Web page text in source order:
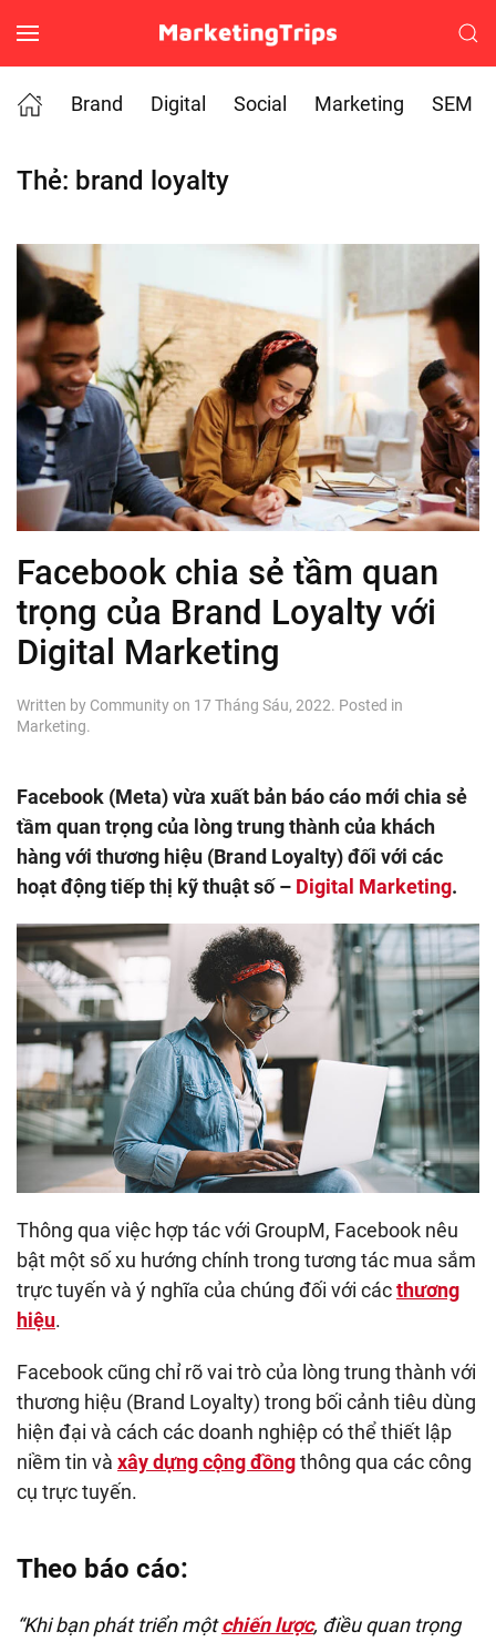
Skip to main content
Brand
Digital Social Marketing SEM
Thẻ: brand loyalty
Facebook chia sẻ tầm quan
trọng của Brand Loyalty với
Digital Marketing
Written by Communityon 17 Tháng Sáu, 2022. Posted in
Marketing.
Facebook (Meta) vừa xuất bản báo cáo mới chia sẻ
tầm quan trọng của lòng trung thành của khách
hàng với thương hiệu (Brand Loyalty) đối với các
hoạt động tiếp thị kỹ thuật số – Digital Marketing.
Thông qua việc hợp tác với GroupM, Facebook nêu
bật một số xu hướng chính trong tương tác mua sắm
trực tuyến và ý nghĩa của chúng đối với cácthương
hiệu.
Facebook cũng chỉ rõ vai trò của lòng trung thành với
thương hiệu (Brand Loyalty) trong bối cảnh tiêu dùng
hiện đại và cách các doanh nghiệp có thể thiết lập
niềm tin và xây dựng cộng đồngthông qua các công
cụ trực tuyến.
Theo báo cáo:
“Khi bạn phát triển mộtchiến lược, điều quan trọng